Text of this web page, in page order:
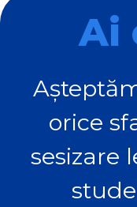
Ai
orice
sesizare